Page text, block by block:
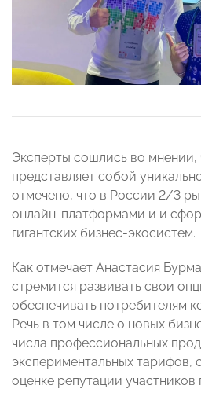
Эксперты сошлись во
представляет собой
отмечено, что в России 2/3
онлайн-платформами и и
гигантских бизнес-экосистем.
Как отмечает Анастасия
стремится развивать свои
обеспечивать потребителям
Речь в том числе о новых
числа профессиональных
экспериментальных тарифов,
оценке репутации